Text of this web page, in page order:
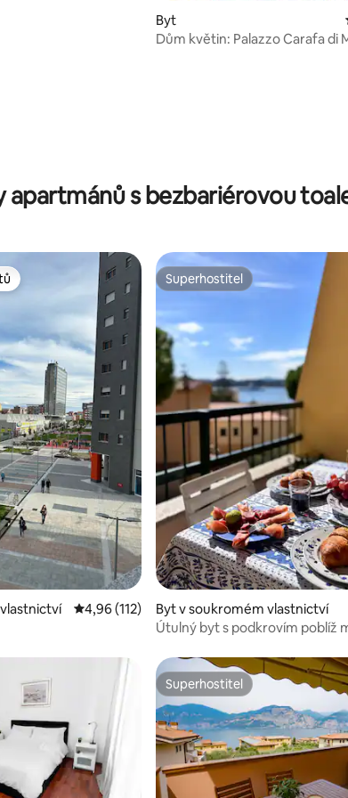
Byt
Dům květin: Palazzo Carafa di
apartmánů s bezbariérovou
hodnocení
Oblíbené u hostů
Průměrné hodnocení 4,96 z 5, 112 hodnocení
4,96 (112)
Superhostitel
Superhostitel
Byt v soukromém vlastnictví
Útulný byt s podkrovím poblíž
Superhostitel
Superhostitel